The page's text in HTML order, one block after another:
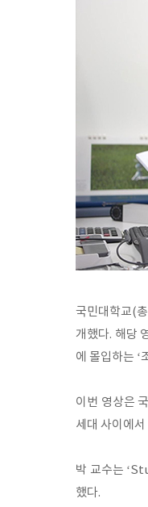
국민대학교(
개했다. 해당
에 몰입하는 ‘
이번 영상은
세대 사이에
박 교수는
했다.